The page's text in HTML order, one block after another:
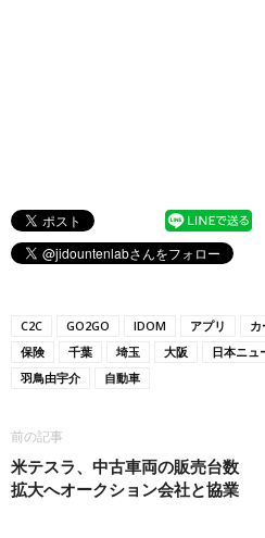
C2C GO2GO IDOM アプリ
保険
千葉 埼玉 大阪 日本ニュ
羽鳥由宇介
自動車
前の記事
米テスラ、中古車両の販売台数
拡大へオークション会社と協業